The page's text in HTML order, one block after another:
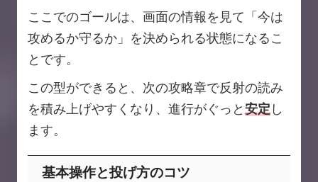
ここでのゴールは、画面の情報を見て「今は
攻めるか守るか」を決められる状態になるこ
とです。
この型ができると、次の攻略章で反射の読み
を積み上げやすくなり、進行がぐっと安定し
ます。
基本操作と投げ方のコツ